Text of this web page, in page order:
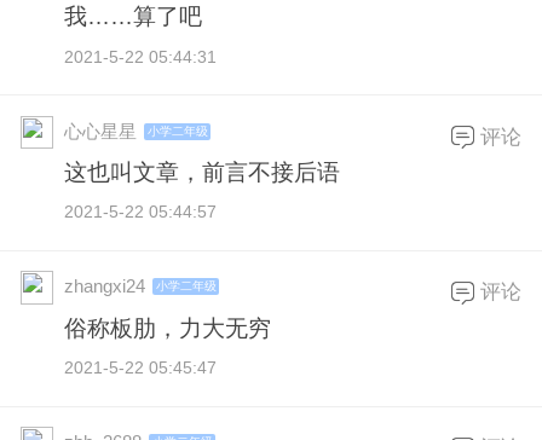
我……算了吧
2021-5-22 05:44:31
心心星星 小学二年级
这也叫文章，前言不接后语
2021-5-22 05:44:57
评论
zhangxi24 小学二年级
俗称板肋，力大无穷
2021-5-22 05:45:47
评论